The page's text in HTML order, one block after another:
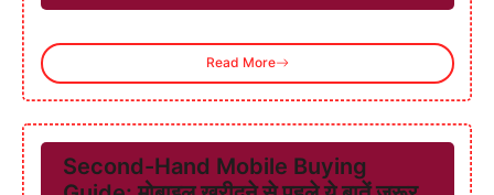
Read More
Second-Hand Mobile Buying